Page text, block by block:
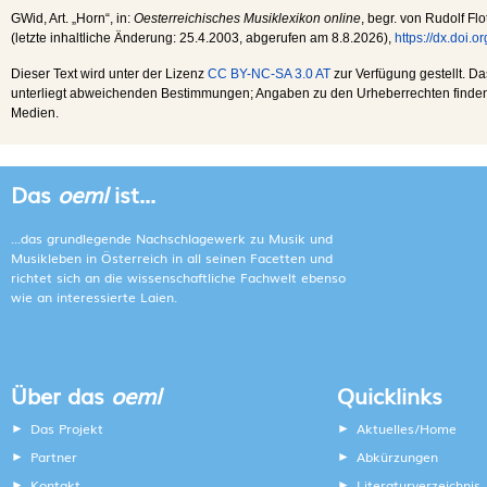
GWid , Art. „Horn“, in: Oesterreichisches Musiklexikon online, begr. von Rudolf
(letzte inhaltliche Änderung: 25.4.2003, abgerufen am 8.8.2026), https://
Dieser Text wird unter der Lizenz CC BY-NC-SA 3.0 AT zur Verfügung gestellt.
unterliegt abweichenden Bestimmungen; Angaben zu den Urheberrechten
Medien.
Das oemlist...
...das grundlegende Nachschlagewerk zu Musik und
Musikleben in Österreich in all seinen Facetten und
richtet sich an die wissenschaftliche Fachwelt ebenso
wie an interessierte Laien.
Über das oeml
Das Projekt
Partner
Quicklinks
Aktuelles/Home
Abkürzungen